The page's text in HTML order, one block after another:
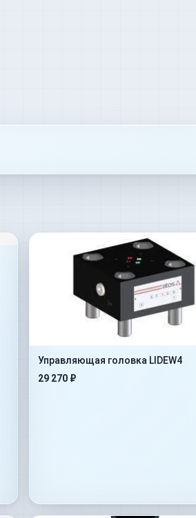
Управляющая головка LIDEW4
29 270 ₽